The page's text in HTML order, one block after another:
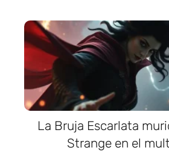
La Bruja Escarlata
Strange en el